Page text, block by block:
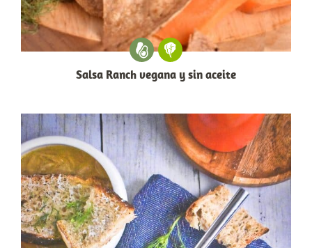
Salsa Ranch vegana y sin aceite